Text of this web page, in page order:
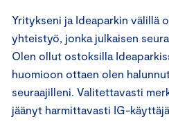
Yritykseni ja Ideaparkin välillä
yhteistyö, jonka julkaisen
Olen ollut ostoksilla
huomioon ottaen olen
seuraajilleni. Valitettavasti
jäänyt harmittavasti IG-